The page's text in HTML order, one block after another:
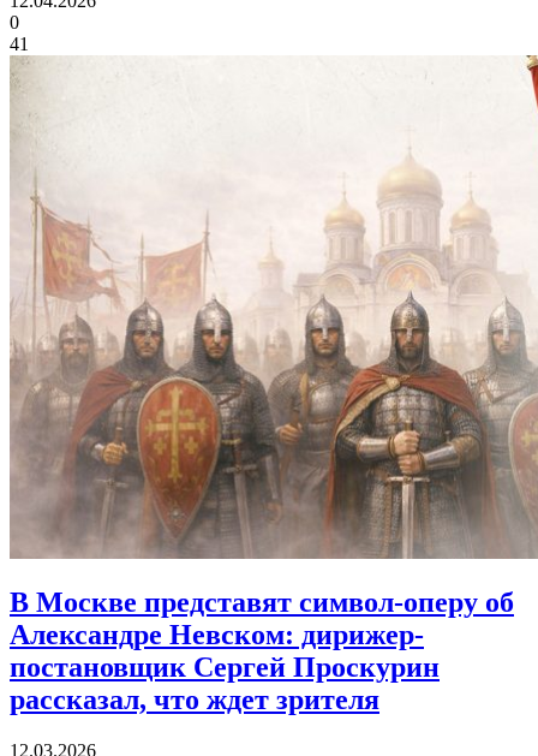
0
41
В Москве представят символ-оперу об
Александре Невском: дирижер-
постановщик Сергей Проскурин
рассказал, что ждет зрителя
12.03.2026